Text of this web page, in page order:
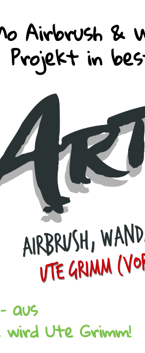
Airbrush &
Projekt in
aus
Ute Grimm!